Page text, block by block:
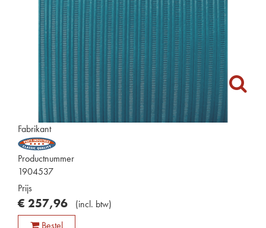
Fabrikant
Productnummer
1904537
Prijs
€ 257,96 (incl. btw)
Bestel